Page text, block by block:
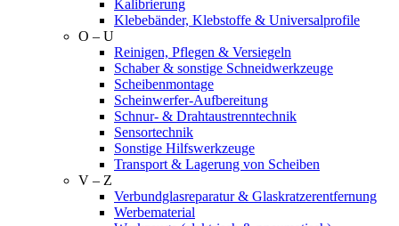
Kalibrierung
Klebebänder, Klebstoffe & Universalprofile
O – U
Reinigen, Pflegen & Versiegeln
Schaber & sonstige Schneidwerkzeuge
Scheibenmontage
Scheinwerfer-Aufbereitung
Schnur- & Drahtaustrenntechnik
Sensortechnik
Sonstige Hilfswerkzeuge
Transport & Lagerung von Scheiben
V – Z
Verbundglasreparatur & Glaskratzerentfernung
Werbematerial